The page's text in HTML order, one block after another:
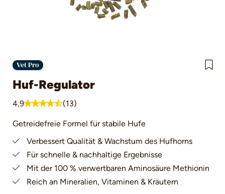
Huf-Regulator
Vet Pro
4,9
Durchschnittliche Bewertung von 4.9 von 5 Sternen
(13)
Getreidefreie Formel für stabile Hufe
Verbessert Qualität & Wachstum des Hufhorns
Für schnelle & nachhaltige Ergebnisse
Mit der 100 % verwertbaren Aminosäure Methionin
Reich an Mineralien, Vitaminen & Kräutern